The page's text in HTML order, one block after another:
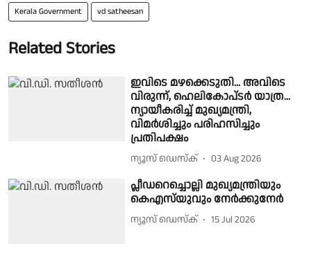
Kerala Government vd satheesan
Related Stories
ഇവിടെ മഴക്കെടുതി... അവിടെ
വിരുന്ന്, ഹെലികോപ്‍ടര്‍ യാത്ര...
ന്യായീകരിച്ച് മുഖ്യമന്ത്രി,
വിമര്‍ശിച്ചും പരിഹസിച്ചും
പ്രതിപക്ഷം
ന്യൂസ് ഡെസ്ക് 03 Aug 2026
പ്ലീഡറെച്ചൊല്ലി മുഖ്യമന്ത്രിയും
കെഎസ്‌യുവും നേർക്കുനേർ
ന്യൂസ് ഡെസ്ക് 15 Jul 2026